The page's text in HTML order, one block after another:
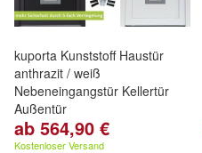
kuporta Kunststoff Haustür
anthrazit / weiß
Nebeneingangstür Kellertür
Außentür
ab 564,90 €
Kostenloser Versand